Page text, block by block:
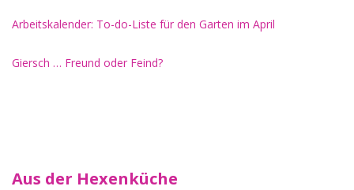
Arbeitskalender: To-do-Liste für den Garten im April
Giersch … Freund oder Feind?
Aus der Hexenküche